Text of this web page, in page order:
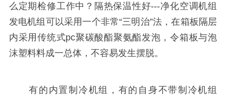
么定期检修工作中？隔热保温性好---净化空调机组
发电机组可以采用一个非常“三明治”法，在箱板隔层
内采用传统式pc聚碳酸酯聚氨酯发泡，令箱板与泡
沫塑料料成一总体，不容易发生摆脱。
有的内置制冷机组，有的自身不带制冷机组